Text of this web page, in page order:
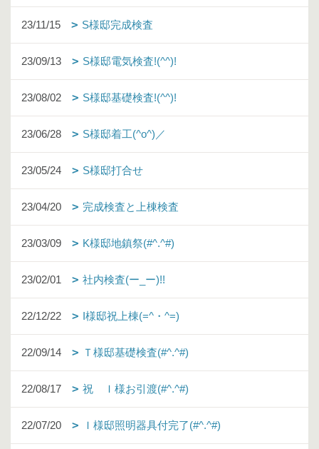
23/11/15 S様邸完成検査
23/09/13 S様邸電気検査!(^^)!
23/08/02 S様邸基礎検査!(^^)!
23/06/28 S様邸着工(^o^)／
23/05/24 S様邸打合せ
23/04/20 完成検査と上棟検査
23/03/09 K様邸地鎮祭(#^.^#)
23/02/01 社内検査(ー_ー)!!
22/12/22 I様邸祝上棟(=^・^=)
22/09/14 Ｔ様邸基礎検査(#^.^#)
22/08/17 祝 Ｉ様お引渡(#^.^#)
22/07/20 Ｉ様邸照明器具付完了(#^.^#)